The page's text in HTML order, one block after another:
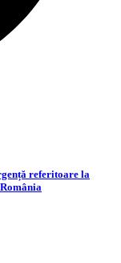
referitoare la